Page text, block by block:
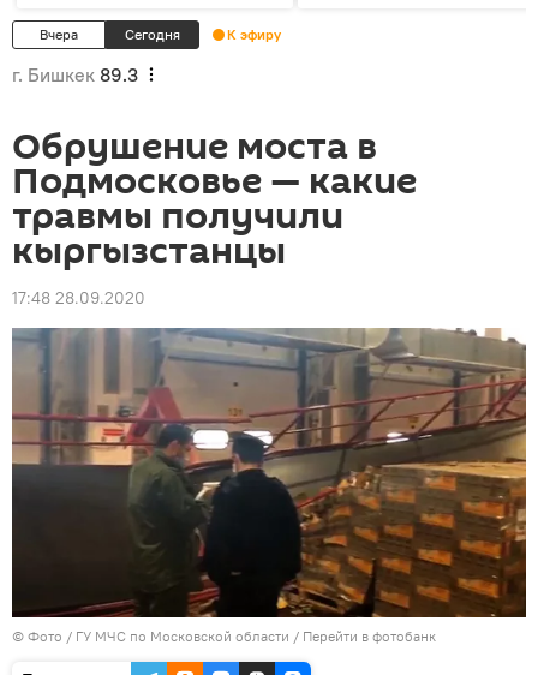
Вчера Сегодня К эфиру
г. Бишкек 89.3
Обрушение моста в
Подмосковье — какие
травмы получили
кыргызстанцы
17:48 28.09.2020
© Фото / ГУ МЧС по Московской области / Перейти в фотобанк